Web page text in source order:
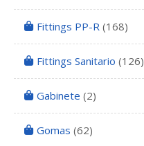
Fittings PP-R (168)
Fittings Sanitario (126)
Gabinete (2)
Gomas (62)